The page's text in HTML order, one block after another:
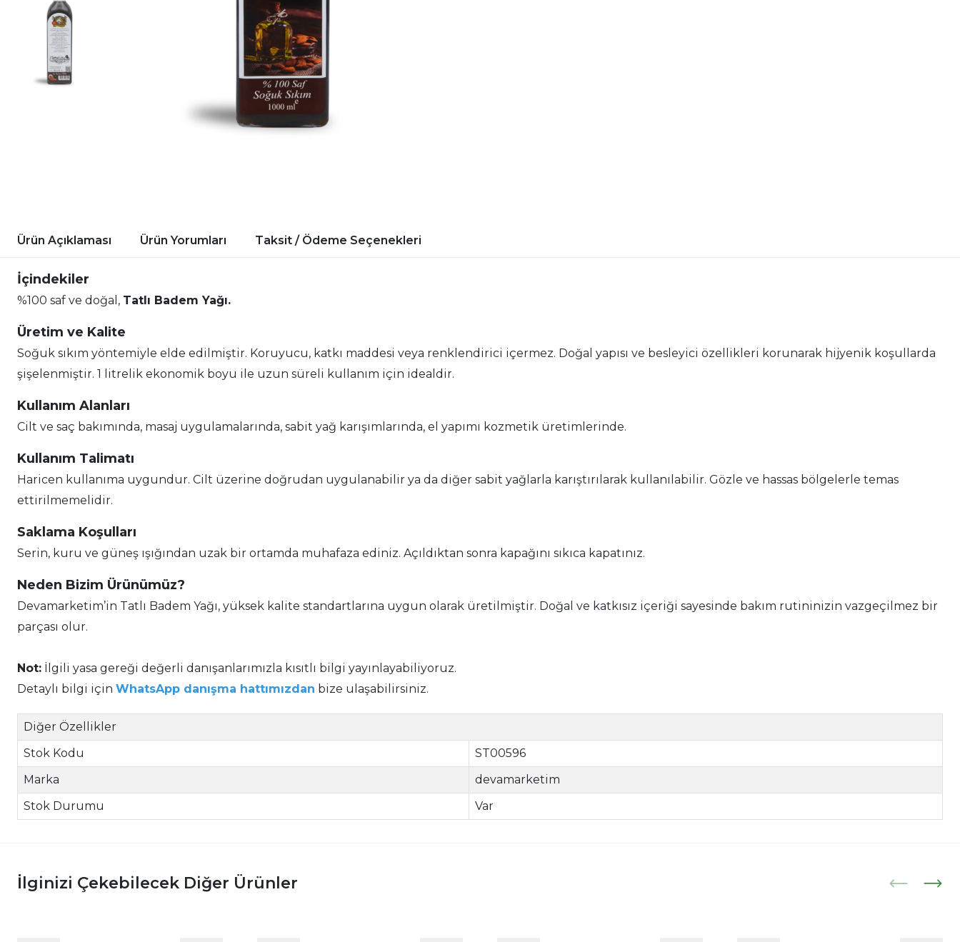
Ürün Açıklaması Taksit / Ödeme Seçenekleri
Ürün Yorumları
İçindekiler
%100 saf ve doğal, Tatlı Badem Yağı.
Üretim ve Kalite
Soğuk sıkım yöntemiyle elde edilmiştir. Koruyucu, katkı maddesi veya renklendirici içermez. Doğal yapısı ve besleyici özellikleri korunarak hijyenik koşullarda
şişelenmiştir. 1 litrelik ekonomik boyu ile uzun süreli kullanım için idealdir.
Kullanım Alanları
Cilt ve saç bakımında, masaj uygulamalarında, sabit yağ karışımlarında, el yapımı kozmetik üretimlerinde.
Kullanım Talimatı
Haricen kullanıma uygundur. Cilt üzerine doğrudan uygulanabilir ya da diğer sabit yağlarla karıştırılarak kullanılabilir. Gözle ve hassas bölgelerle temas
ettirilmemelidir.
Saklama Koşulları
Serin, kuru ve güneş ışığından uzak bir ortamda muhafaza ediniz. Açıldıktan sonra kapağını sıkıca kapatınız.
Neden Bizim Ürünümüz?
Devamarketim’in Tatlı Badem Yağı, yüksek kalite standartlarına uygun olarak üretilmiştir. Doğal ve katkısız içeriği sayesinde bakım rutininizin vazgeçilmez bir
parçası olur.
Not: İlgili yasa gereği değerli danışanlarımızla kısıtlı bilgi yayınlayabiliyoruz.
Detaylı bilgi için WhatsApp danışma hattımızdan bize ulaşabilirsiniz.
Diğer Özellikler
Stok Kodu
ST00596
Marka
devamarketim
Stok Durumu
Var
İlginizi Çekebilecek Diğer Ürünler